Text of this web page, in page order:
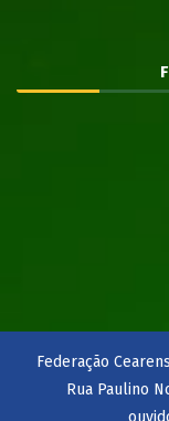
Federação
Rua Paulino